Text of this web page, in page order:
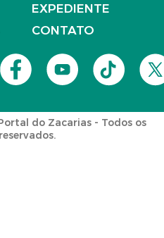
EXPEDIENTE
CONTATO
do Zacarias - Todos os